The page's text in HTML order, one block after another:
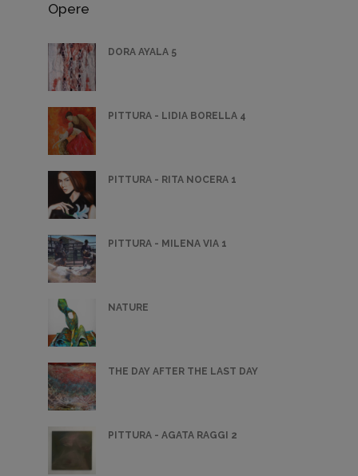
Opere
DORA AYALA 5
PITTURA - LIDIA BORELLA 4
PITTURA - RITA NOCERA 1
PITTURA - MILENA VIA 1
NATURE
THE DAY AFTER THE LAST DAY
PITTURA - AGATA RAGGI 2